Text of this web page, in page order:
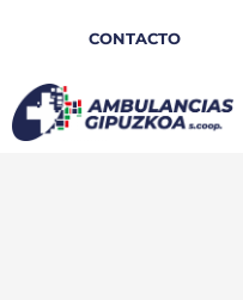
contenido
CONTACTO